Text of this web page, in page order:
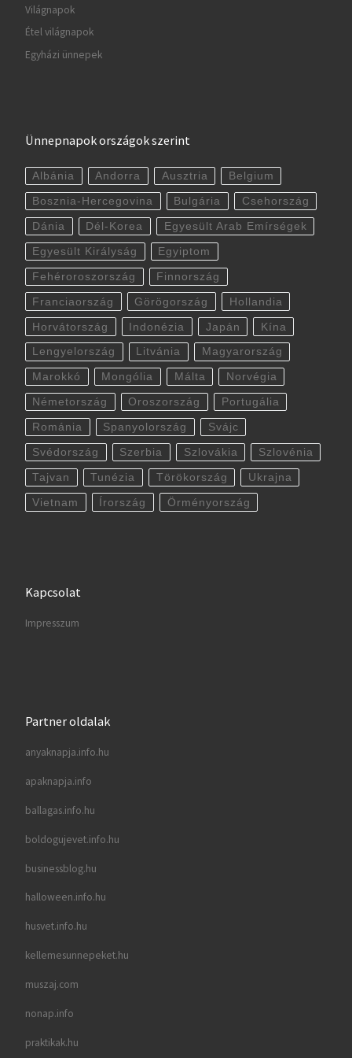
Világnapok
Étel világnapok
Egyházi ünnepek
Ünnepnapok országok szerint
Albánia Andorra Ausztria Belgium
Bosznia-Hercegovina Bulgária Csehország
Dánia Dél-Korea Egyesült Arab Emírségek
Egyesült Királyság Egyiptom
Fehéroroszország Finnország
Franciaország Görögország Hollandia
Horvátország Indonézia Japán Kína
Lengyelország Litvánia Magyarország
Marokkó Mongólia Málta Norvégia
Németország Oroszország Portugália
Románia Spanyolország Svájc
Svédország Szerbia Szlovákia Szlovénia
Tajvan Tunézia Törökország Ukrajna
Vietnam Írország Örményország
Kapcsolat
Impresszum
Partner oldalak
anyaknapja.info.hu
apaknapja.info
ballagas.info.hu
boldogujevet.info.hu
businessblog.hu
halloween.info.hu
husvet.info.hu
kellemesunnepeket.hu
muszaj.com
nonap.info
praktikak.hu